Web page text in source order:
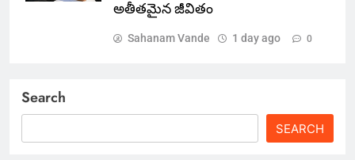
అతీతమైన జీవితం
Sahanam Vande 1 day ago 0
Search
SEARCH